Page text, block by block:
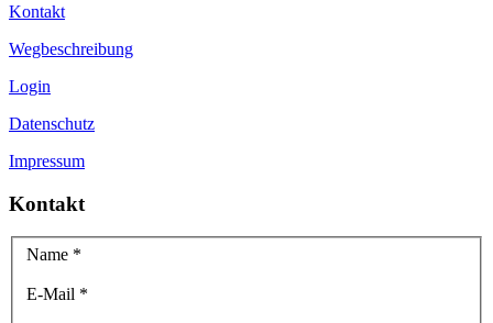
Kontakt
Wegbeschreibung
Login
Datenschutz
Impressum
Kontakt
Name *
E-Mail *